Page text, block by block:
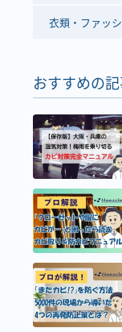
衣類・ファッ
おすすめの